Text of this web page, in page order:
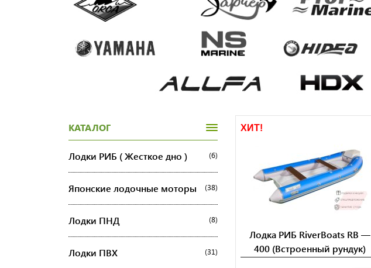
КАТАЛОГ
Лодки РИБ ( Жесткое дно ) (6)
Японские лодочные моторы (38)
Лодки ПНД (8)
Лодки ПВХ (31)
ХИТ!
Лодка РИБ RiverBoats RB —
400 (Встроенный рундук)